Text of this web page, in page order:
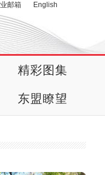
邮箱 English
精彩图集
东盟瞭望